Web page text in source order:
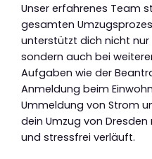
Unser erfahrenes Team
gesamten
unterstützt dich nicht
sondern auch bei
Aufgaben wie der
Anmeldung beim
Ummeldung von Strom
dein Umzug von
und stressfrei verläuft.